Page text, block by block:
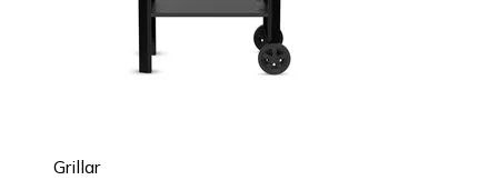
Grillar